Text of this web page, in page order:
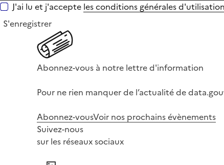
J'ai lu et j'accepte les conditions générales
S'enregistrer
Abonnez-vous à notre lettre d'information
Pour ne rien manquer de l’actualité de
Abonnez-vousVoir nos prochains évènements
Suivez-nous
sur les réseaux sociaux